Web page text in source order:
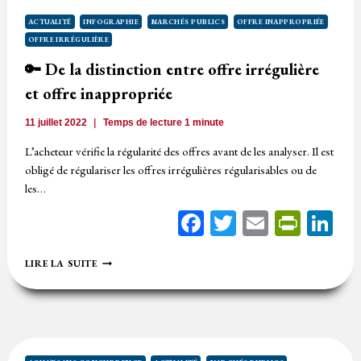
ACTUALITÉ INFOGRAPHIE MARCHÉS PUBLICS
OFFRE INAPPROPRIÉE
OFFRE IRRÉGULIÈRE
🔑 De la distinction entre offre irrégulière
et offre inappropriée
11 juillet 2022 Temps de lecture1 minute
L’acheteur vérifie la régularité des offres avant de les analyser. Il est
obligé de régulariser les offres irrégulières régularisables ou de
les…
Facebook
Twitter
Email
LIRE LA SUITE🔑
LA
DISTINCTION